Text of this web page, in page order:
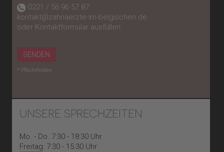
0221 / 56 96 57 87
kontakt@zahnaerzte-im-belgischen.de
oder Kontaktformular ausfüllen
SENDEN
* Pflichtfelder.
UNSERE SPRECHZEITEN
Mo. - Do. 7:30 - 18:30 Uhr
Freitag: 7:30 - 15:30 Uhr